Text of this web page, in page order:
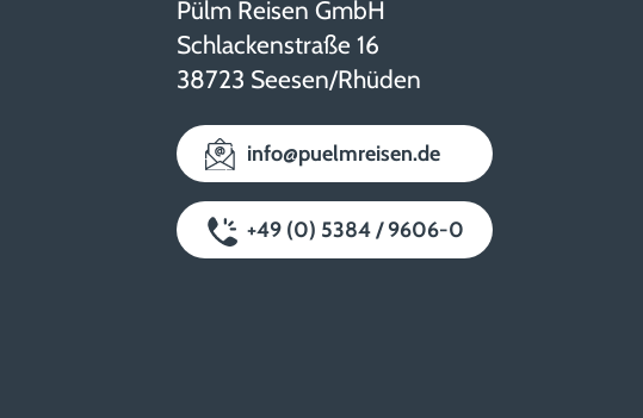
Pülm Reisen GmbH
Schlackenstraße 16
38723 Seesen/Rhüden
info@puelmreisen.de
+49 (0) 5384 / 9606-0